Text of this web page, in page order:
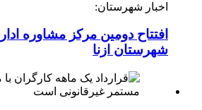
اخبار شهرستان:
افتتاح دومین مرکز مشاوره
شهرستان ازنا